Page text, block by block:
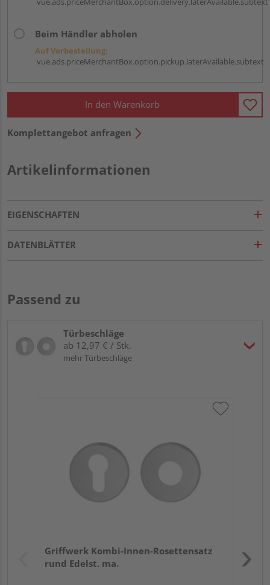
Beim Händler abholen
Auf Vorbestellung:
vue.ads.priceMerchantBox.option.pickup.laterAvailable.subtext
In den Warenkorb
Komplettangebot anfragen
Artikelinformationen
EIGENSCHAFTEN
DATENBLÄTTER
Passend zu
Türbeschläge
ab 12,97 € / Stk.
mehr Türbeschläge
Griffwerk Kombi-Innen-Rosettensatz
rund Edelst. ma.